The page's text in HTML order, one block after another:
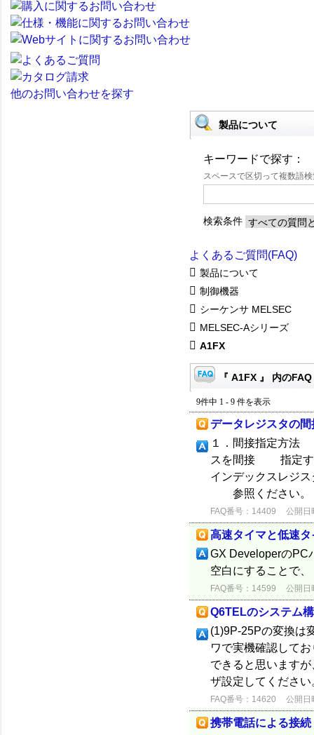
他のお問い合わせを探す
製品について
キーワードで探す：
スペースで区切って複数語
検索条件
よくあるご質問(FAQ)
製品について
制御機器
シーケンサ MELSEC
MELSEC-Aシリーズ
A1FX
『 A1FX 』 内のFAQ
9件中 1 - 9 件を表示
データレジスタの
１．間接指定方法
スを間接 指定す
インデックスレジ
参照ください。
FAQ番号：14409 公開日
高速タイマと低速
GX DeveloperのPC
空白にすることで
FAQ番号：14599 公開日
Q6TELのシステム
(1)9P-25Pの変換は
ワで実機確認して
できると思います
ザ設定してくださ
FAQ番号：14620 公開日
携帯電話による接続